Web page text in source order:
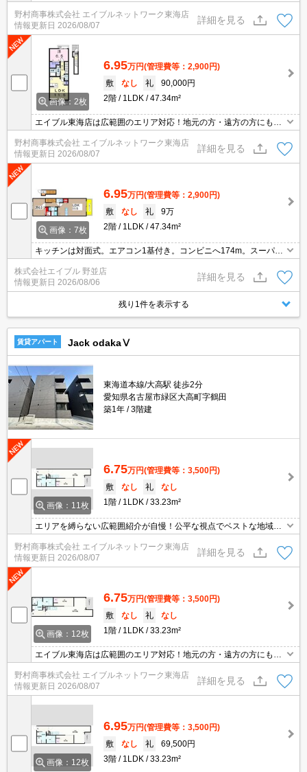
ご提案します。現地集合・オンライン対応！
野村商事株式会社 エイブルネットワーク東海店
情報更新日 2026/08/07
詳細を見る
画像：2枚
6.95万円(管理費等：2,900円)
敷
なし 礼
90,000円
2階
1LDK 47.34m²
エイブル東海店は広範囲のエリア対応！地元の方・遠方の方にも公
平な視点で提案♪見るだけ・オンライン可！
野村商事株式会社 エイブルネットワーク東海店
情報更新日 2026/08/07
詳細を見る
画像：7枚
6.95万円(管理費等：2,900円)
敷
なし 礼
9万
2階
1LDK 47.34m²
キッチンは対面式。エアコン1基付き。コンビニへ174m。スーパー
へ290m。ドラッグストアへ1,300m。ショッピングセンターへ1,61
0m。
株式会社エイブル 野並店
情報更新日 2026/08/06
詳細を見る
残り1件を表示する
賃貸アパート Jack odakaⅤ
東海道本線/大高駅 徒歩2分
愛知県名古屋市緑区大高町字鶴田
築1年
3階建
画像：11枚
6.75万円(管理費等：3,500円)
敷
なし 礼
なし
1階
1LDK 33.23m²
エリアを縛らない広範囲紹介が自慢！公平な視点でベストな地域を
ご提案します。現地集合・オンライン対応！
野村商事株式会社 エイブルネットワーク東海店
情報更新日 2026/08/07
詳細を見る
画像：12枚
6.75万円(管理費等：3,500円)
敷
なし 礼
なし
1階
1LDK 33.23m²
エイブル東海店は広範囲のエリア対応！地元の方・遠方の方にも公
平な視点で提案♪見るだけ・オンライン可！
野村商事株式会社 エイブルネットワーク東海店
情報更新日 2026/08/07
詳細を見る
画像：12枚
6.95万円(管理費等：3,500円)
敷
なし 礼
69,500円
3階
1LDK 33.23m²